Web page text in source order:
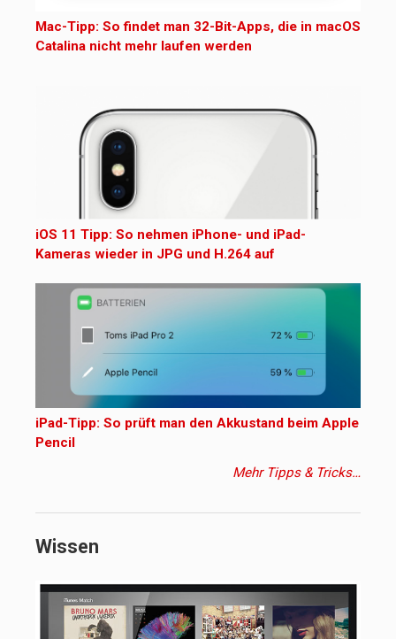
Mac-Tipp: So findet man 32-Bit-Apps, die in macOS
Catalina nicht mehr laufen werden
iOS 11 Tipp: So nehmen iPhone- und iPad-
Kameras wieder in JPG und H.264 auf
iPad-Tipp: So prüft man den Akkustand beim Apple
Pencil
Mehr Tipps & Tricks…
Wissen